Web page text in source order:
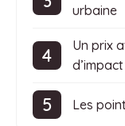
urbaine
Un prix
d’impact
Les